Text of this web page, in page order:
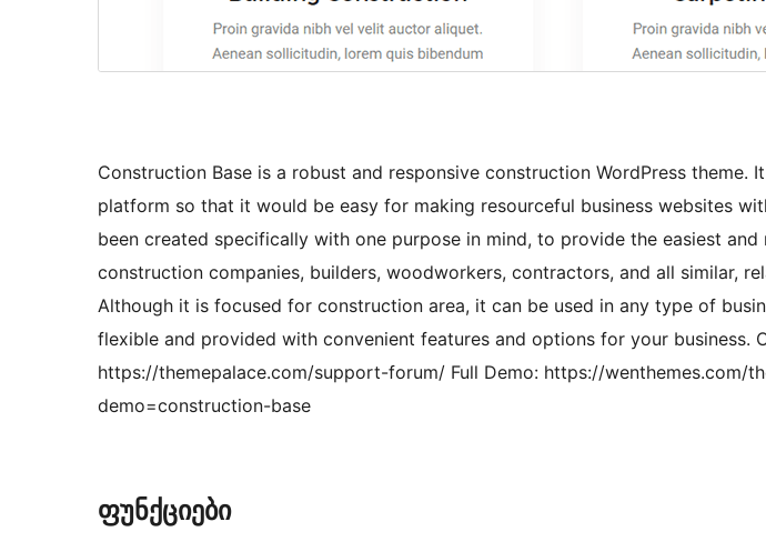
Construction Base is a robust and responsive construction WordPress theme.
platform so that it would be easy for making resourceful business websites
been created specifically with one purpose in mind, to provide the easiest
construction companies, builders, woodworkers, contractors, and all similar,
Although it is focused for construction area, it can be used in any type of
flexible and provided with convenient features and options for your business.
https://themepalace.com/support-forum/ Full Demo: https://wenthemes.com/
demo=construction-base
ფუნქციები